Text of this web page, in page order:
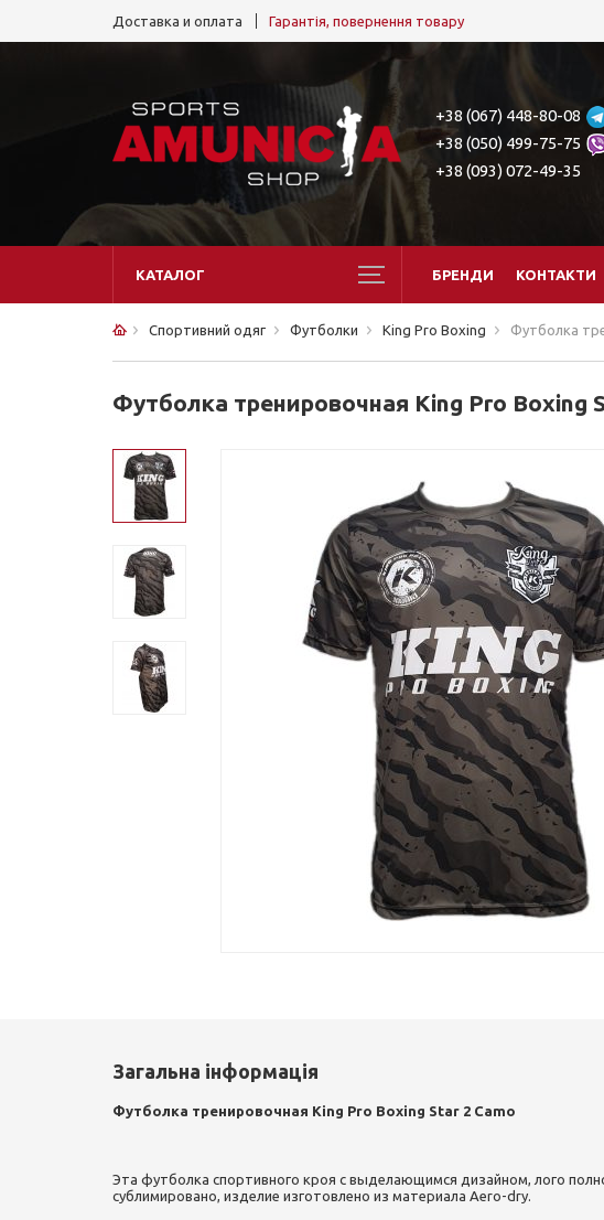
Доставка и оплата Гарантія, повернення товару
+38 (067) 448-80-08
+38 (050) 499-75-75
+38 (093) 072-49-35
КАТАЛОГ БРЕНДИ КОНТАКТИ
Спортивний одяг Футболки King Pro Boxing Футболка
Футболка тренировочная King Pro Boxing
Загальна інформація
Футболка тренировочная King Pro Boxing Star 2 Camo
Эта футболка спортивного кроя с выделающимся дизайном, лого
сублимировано, изделие изготовлено из материала Aero-dry.